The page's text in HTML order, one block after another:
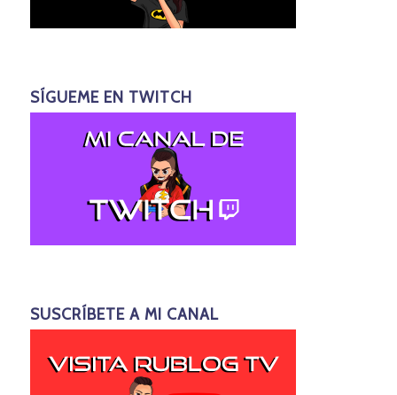
SÍGUEME EN TWITCH
SUSCRÍBETE A MI CANAL